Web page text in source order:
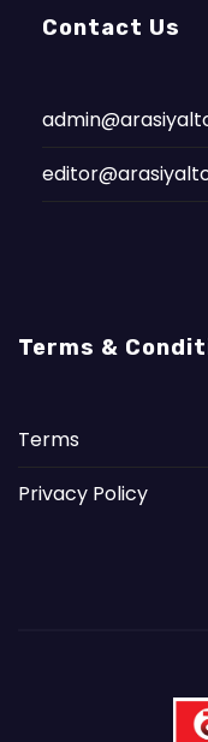
Contact Us
Terms &
Terms
Privacy Policy